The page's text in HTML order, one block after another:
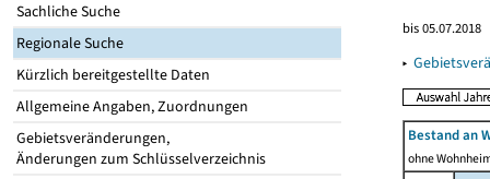
Sachliche Suche
Regionale Suche
Kürzlich bereitgestellte Daten
Allgemeine Angaben, Zuordnungen
Gebietsveränderungen,
Änderungen zum Schlüsselverzeichnis
bis 05.07.2018
▸
Bestand an
ohne